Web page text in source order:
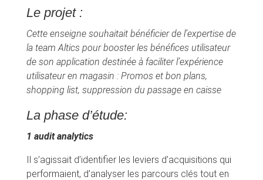
Le projet :
Cette enseigne souhaitait bénéficier de l’expertise de
la team Altics pour booster les bénéfices utilisateur
de son application destinée à faciliter l’expérience
utilisateur en magasin : Promos et bon plans,
shopping list, suppression du passage en caisse
La phase d’étude:
1 audit analytics
Il s’agissait d’identifier les leviers d’acquisitions qui
performaient, d’analyser les parcours clés tout en